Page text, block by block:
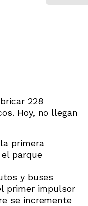
228
Hoy, no llegan
primera
el parque
y buses
primer impulsor
se incremente